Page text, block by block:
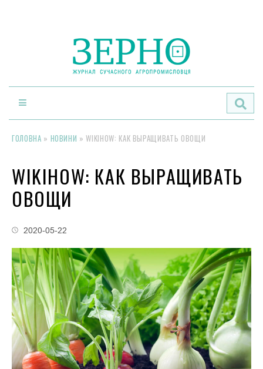
ГОЛОВНА » НОВИНИ »WIKIHOW: КАК ВЫРАЩИВАТЬ ОВОЩИ
WIKIHOW: КАК ВЫРАЩИВАТЬ
ОВОЩИ
2020-05-22